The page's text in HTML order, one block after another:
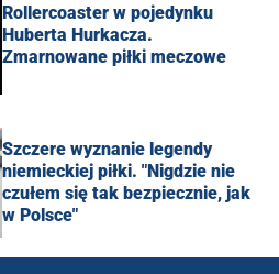
Rollercoaster w pojedynku
Huberta Hurkacza.
Zmarnowane piłki meczowe
Szczere wyznanie legendy
niemieckiej piłki. "Nigdzie nie
czułem się tak bezpiecznie, jak
w Polsce"